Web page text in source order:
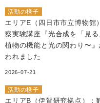
活動の様子
エリアE（四日市市立博物館
察実験講座『光合成を「見る
植物の機能と光の関わり〜』
われました
2026-07-21
活動の様子
エリアB（伊賀研究拠点）：